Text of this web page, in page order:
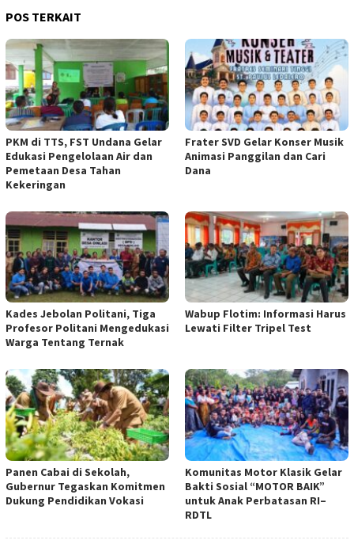
POS TERKAIT
PKM di TTS, FST Undana Gelar
Edukasi Pengelolaan Air dan
Pemetaan Desa Tahan
Kekeringan
Frater SVD Gelar Konser Musik
Animasi Panggilan dan Cari
Dana
Kades Jebolan Politani, Tiga
Profesor Politani Mengedukasi
Warga Tentang Ternak
Wabup Flotim: Informasi Harus
Lewati Filter Tripel Test
Panen Cabai di Sekolah,
Gubernur Tegaskan Komitmen
Dukung Pendidikan Vokasi
Komunitas Motor Klasik Gelar
Bakti Sosial “MOTOR BAIK”
untuk Anak Perbatasan RI–
RDTL